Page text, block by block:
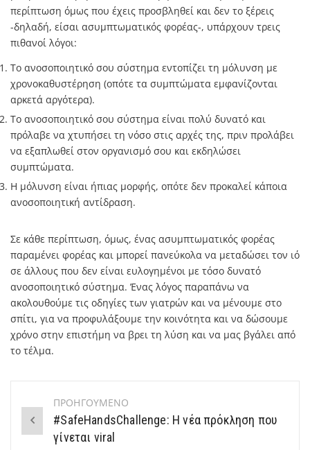
περίπτωση όμως που έχεις προσβληθεί και δεν το ξέρεις
-δηλαδή, είσαι ασυμπτωματικός φορέας-, υπάρχουν τρεις
πιθανοί λόγοι:
Το ανοσοποιητικό σου σύστημα εντοπίζει τη μόλυνση με
χρονοκαθυστέρηση (οπότε τα συμπτώματα εμφανίζονται
αρκετά αργότερα).
Το ανοσοποιητικό σου σύστημα είναι πολύ δυνατό και
πρόλαβε να χτυπήσει τη νόσο στις αρχές της, πριν προλάβει
να εξαπλωθεί στον οργανισμό σου και εκδηλώσει
συμπτώματα.
Η μόλυνση είναι ήπιας μορφής, οπότε δεν προκαλεί κάποια
ανοσοποιητική αντίδραση.
Σε κάθε περίπτωση, όμως, ένας ασυμπτωματικός φορέας
παραμένει φορέας και μπορεί πανεύκολα να μεταδώσει τον ιό
σε άλλους που δεν είναι ευλογημένοι με τόσο δυνατό
ανοσοποιητικό σύστημα. Ένας λόγος παραπάνω να
ακολουθούμε τις οδηγίες των γιατρών και να μένουμε στο
σπίτι, για να προφυλάξουμε την κοινότητα και να δώσουμε
χρόνο στην επιστήμη να βρει τη λύση και να μας βγάλει από
το τέλμα.
Post
navigation
ΠΡΟΗΓΟΥΜΕΝΟ
#SafeHandsChallenge: Η νέα πρόκληση που
γίνεται viral